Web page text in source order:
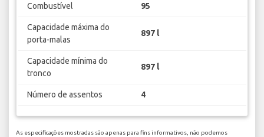
Combustível 95
Capacidade máxima do
porta-malas
897 l
Capacidade mínima do
tronco
897 l
Número de assentos 4
As especificações mostradas são apenas para fins informativos, não podemos